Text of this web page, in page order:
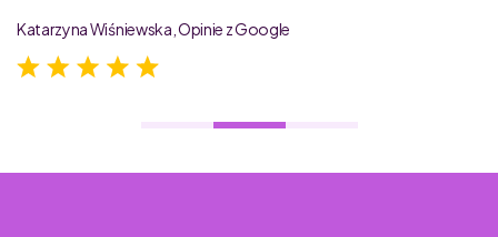
Katarzyna Wiśniewska, Opinie z Google